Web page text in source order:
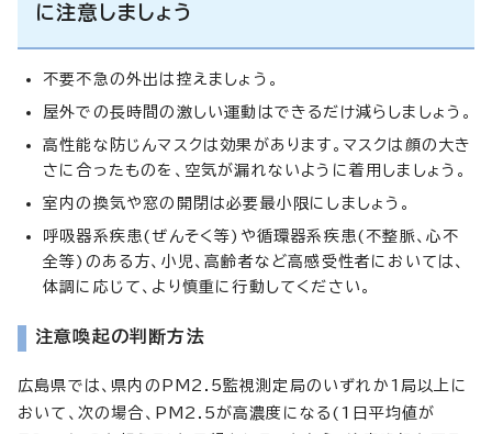
に注意しましょう
不要不急の外出は控えましょう。
屋外での長時間の激しい運動はできるだけ減らしましょう。
高性能な防じんマスクは効果があります。マスクは顔の大き
さに合ったものを、空気が漏れないように着用しましょう。
室内の換気や窓の開閉は必要最小限にしましょう。
呼吸器系疾患(ぜんそく等)や循環器系疾患(不整脈、心不
全等)のある方、小児、高齢者など高感受性者においては、
体調に応じて、より慎重に行動してください。
注意喚起の判断方法
広島県では、県内のPM2.5監視測定局のいずれか1局以上に
おいて、次の場合、PM2.5が高濃度になる(1日平均値が